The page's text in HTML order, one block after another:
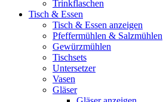
Trinkflaschen
Tisch & Essen
Tisch & Essen anzeigen
Pfeffermühlen & Salzmühlen
Gewürzmühlen
Tischsets
Untersetzer
Vasen
Gläser